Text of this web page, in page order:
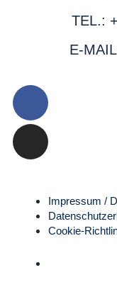
TEL.:
E-
Impressum /
Cookie-